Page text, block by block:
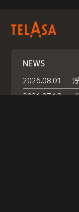
NEWS
2026.08.01
2026.07.18